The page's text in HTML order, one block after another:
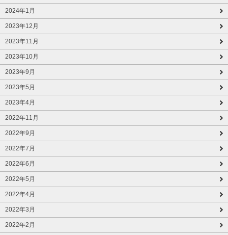
2024年1月
2023年12月
2023年11月
2023年10月
2023年9月
2023年5月
2023年4月
2022年11月
2022年9月
2022年7月
2022年6月
2022年5月
2022年4月
2022年3月
2022年2月